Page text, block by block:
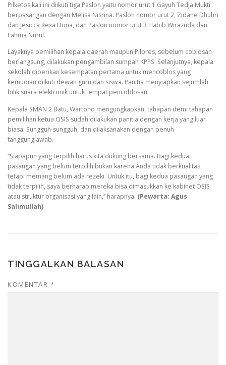
Pilketos kali ini diikuti tiga Paslon yaitu nomor urut 1 Gayuh Tedja Mukti
berpasangan dengan Melisa Nisrina. Paslon nomor urut 2, Zidane Dhuhri
dan Jesicca Rexa Dona, dan Paslon nomor urut 3 Habib Wirazuda dan
Fahma Nurul.
Layaknya pemilihan kepala daerah maupun Pilpres, sebelum coblosan
berlangsung, dilakukan pengambilan sumpah KPPS. Selanjutnya, kepala
sekolah diberikan kesempatan pertama untuk mencoblos yang
kemudian diikuti dewan guru dan siswa. Panitia menyiapkan sejumlah
bilik suara elektronik untuk tempat pencoblosan.
Kepala SMAN 2 Batu, Wartono mengungkapkan, tahapan demi tahapan
pemilihan ketua OSIS sudah dilakukan panitia dengan kerja yang luar
biasa. Sungguh-sungguh, dan dilaksanakan dengan penuh
tanggungjawab.
“Siapapun yang terpilih harus kita dukung bersama. Bagi kedua
pasangan yang belum terpilih bukan karena Anda tidak berkualitas,
tetapi memang belum ada rezeki. Untuk itu, bagi kedua pasangan yang
tidak terpilih, saya berharap mereka bisa dimasukkan ke kabinet OSIS
atau struktur organisasi yang lain,’’ harapnya. (Pewarta: Agus
Salimullah)
TINGGALKAN BALASAN
KOMENTAR *